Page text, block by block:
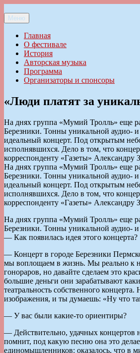
к
содержимому
Ильменский фестиваль авторской песни
Меню
Главная
О фестивале
История
Авторская музыка
Программа
Организаторы и спонсоры
«Люди платят за
На днях группа «Мумий Тролль» еще
Березники. Тонны уникальной аудио-
идеальный концерт. Под открытым
исполнявшихся. Дело в том, что
корреспонденту «Газеты»
На днях группа «Мумий Тролль» еще
Березники. Тонны уникальной аудио-
идеальный концерт. Под открытым
исполнявшихся. Дело в том, что
корреспонденту «Газеты»
На днях группа «Мумий Тролль» еще
Березники. Тонны уникальной аудио-
— Как появилась идея этого концерта?
— Концерт в городе Березники
мы воплощаем в жизнь. Мы реально к
гонораров, но давайте сделаем это
большие деньги они зарабатывают
театральность собственного
изображения, и ты думаешь: «Ну что
— У вас были какие-то ориентиры?
— Действительно, удачных концертов
помнит, под какую песню она это
единомышленников: оказалось, что в